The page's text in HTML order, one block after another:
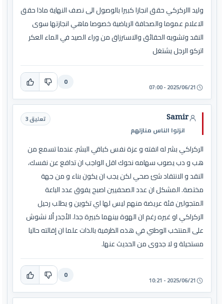
وليد االركركي حقق انجازا كبيرا بالوصول الى نصف النهاية ماذا حقق
الاعلام عموما والصحافة الرياضية خصوصا ماهي انجازتها سوى
النقد وتشويه الحقائق والاسترزاق من وراء الصيد في الماء العكر
اتركو الرجل يشتغل
2025/06/21 - 07:00
0
Samir
انزلوا الناس منازلهم
تعليق 3
الركراكي بشر له انفته و عزة نفس كباقي البشر، عندما تسمع من
هب و دب يصوب سهامه نحوك اقل الواجب ان تدافع عن نفسك،
النقد و الانتقاد شئ صحي لكن يجب ان يكون بناء و من جهة
مختصة. المشكل ان عدد الصحفيين اصبح يفوق عدد الباعة
المتجولين فئة عريضة منهم ليس لها اي تكوين و يطلب رحيل
الركراكي او غيره رغم ان الهوة بينهما كبيرة جدا. الأجدر ألا نشوش
على المنتخب الوطني في هذه الظرفية بالذات علما ان إقالته حاليا
مستحيلة و لا جدوى من الحديث عنها.
2025/06/21 - 10:21
0